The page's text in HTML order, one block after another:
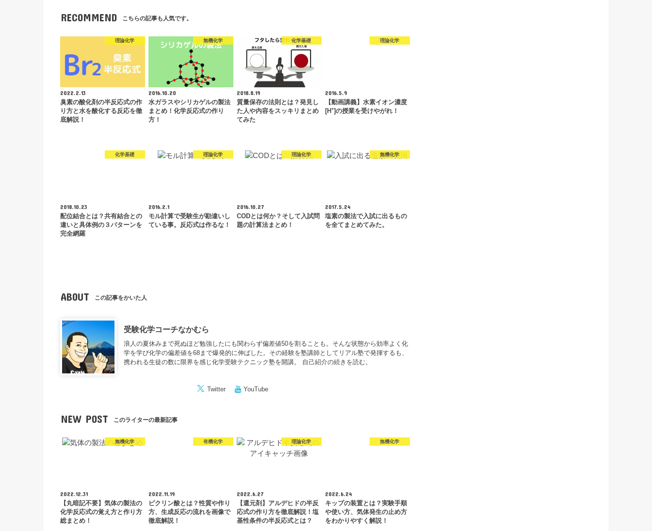
RECOMMEND こちらの記事も人気です。
理論化学
2022.2.13
臭素の酸化剤の半反応式の作
り方と水を酸化する反応を徹
底解説！
無機化学
2016.10.20
水ガラスやシリカゲルの製法
まとめ！化学反応式の作り
方！
化学基礎
2018.8.19
質量保存の法則とは？発見し
た人や内容をスッキリまとめ
てみた
理論化学
2016.5.9
【動画講義】水素イオン濃度
[H+]の授業を受けやがれ！
化学基礎
2018.10.23
配位結合とは？共有結合との
違いと具体例の３パターンを
完全網羅
理論化学
2016.2.1
モル計算で受験生が勘違いし
ている事。反応式は作るな！
理論化学
2016.10.27
CODとは何か？そして入試問
題の計算法まとめ！
無機化学
2017.5.24
塩素の製法で入試に出るもの
を全てまとめてみた。
ABOUT この記事をかいた人
受験化学コーチなかむら
浪人の夏休みまで死ぬほど勉強したにも関わらず偏差値50を割ることも。そんな状態から効率よく化
学を学び化学の偏差値を68まで爆発的に伸ばした。その経験を塾講師としてリアル塾で発揮するも、
携われる生徒の数に限界を感じ化学受験テクニック塾を開講。 自己紹介の続きを読む。
Twitter YouTube
NEW POST このライターの最新記事
無機化学
2022.12.31
【丸暗記不要】気体の製法の
化学反応式の覚え方と作り方
総まとめ！
有機化学
2022.11.19
ピクリン酸とは？性質や作り
方、生成反応の流れを画像で
徹底解説！
理論化学
2022.6.27
【還元剤】アルデヒドの半反
応式の作り方を徹底解説！塩
基性条件の半反応式とは？
無機化学
2022.6.24
キップの装置とは？実験手順
や使い方、気体発生の止め方
をわかりやすく解説！